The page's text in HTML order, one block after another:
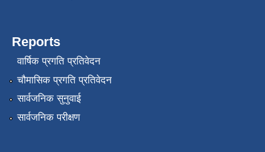
Reports
वार्षिक प्रगति प्रतिवेदन
चौमासिक प्रगति प्रतिवेदन
सार्वजनिक सुनुवाई
सार्वजनिक परीक्षण